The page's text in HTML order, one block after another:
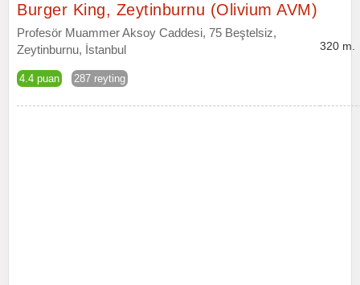
Burger King, Zeytinburnu (Olivium AVM)
Profesör Muammer Aksoy Caddesi, 75 Beştelsiz,
Zeytinburnu, İstanbul
4.4 puan 287 reyting
320 m.